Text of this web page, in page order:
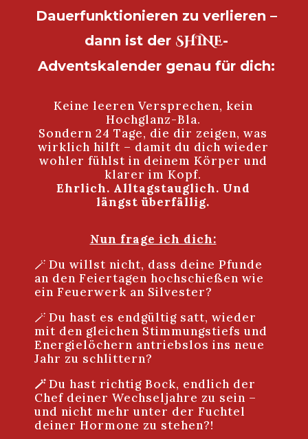
Dauerfunktionieren zu verlieren –
dann ist der SHINE-
Adventskalender genau für dich:
Keine leeren Versprechen, kein
Hochglanz-Bla.
Sondern 24 Tage, die dir zeigen, was
wirklich hilft – damit du dich wieder
wohler fühlst in deinem Körper und
klarer im Kopf.
Ehrlich. Alltagstauglich. Und
längst überfällig.
Nun frage ich dich:
🪄 Du willst nicht, dass deine Pfunde
an den Feiertagen hochschießen wie
ein Feuerwerk an Silvester?
🪄 Du hast es endgültig satt, wieder
mit den gleichen Stimmungstiefs und
Energielöchern antriebslos ins neue
Jahr zu schlittern?
🪄Du hast richtig Bock, endlich der
Chef deiner Wechseljahre zu sein –
und nicht mehr unter der Fuchtel
deiner Hormone zu stehen?!